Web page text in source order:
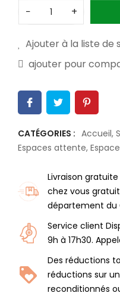
− +
Ajouter à la liste de
ajouter pour
CATÉGORIES : Accueil,
Espaces attente,
Livraison
chez vous
département du
Service client
9h à 17h30.
Des réductions
réductions sur
reconditionnés